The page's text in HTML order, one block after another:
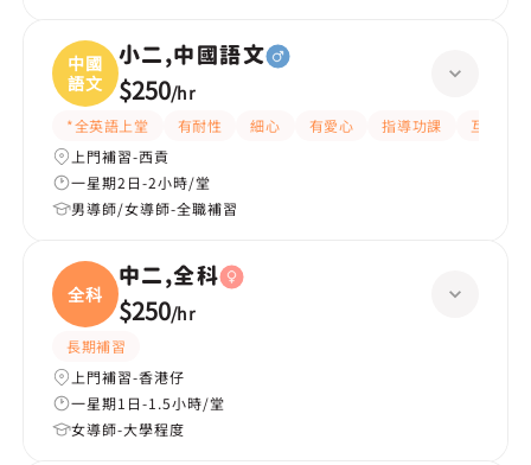
中國
語文
小二,中國語文
$250/hr
*全英語上堂 有耐性 細心 有愛心 指導功課
互動教學
上門補習-西貢
一星期2日-2小時/堂
男導師/女導師-全職補習
全科
中二,全科
$250/hr
長期補習
上門補習-香港仔
一星期1日-1.5小時/堂
女導師-大學程度